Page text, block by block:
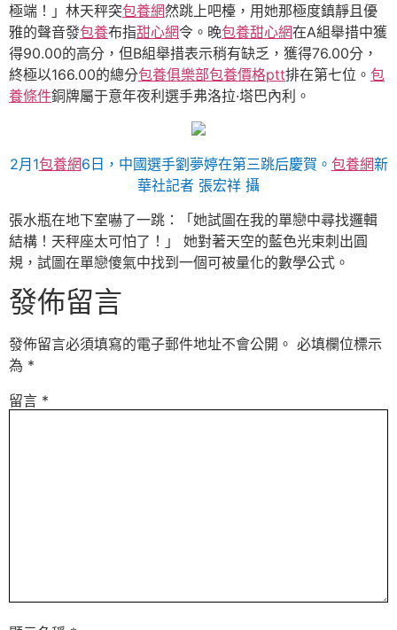
極端！」林天秤突包養網然跳上吧檯，用她那極度鎮靜且優
雅的聲音發包養布指甜心網令。晚包養甜心網在A組舉措中獲
得90.00的高分，但B組舉措表示稍有缺乏，獲得76.00分，
終極以166.00的總分包養俱樂部包養價格ptt排在第七位。 包
養條件銅牌屬于意年夜利選手弗洛拉·塔巴內利。
2月1包養網6日，中國選手劉夢婷在第三跳后慶賀。 包養網新
華社記者 張宏祥 攝
張水瓶在地下室嚇了一跳：「她試圖在我的單戀中尋找邏輯
結構！天秤座太可怕了！」 她對著天空的藍色光束刺出圓
規，試圖在單戀傻氣中找到一個可被量化的數學公式。
發佈留言
發佈留言必須填寫的電子郵件地址不會公開。 必填欄位標示
為 *
留言 *